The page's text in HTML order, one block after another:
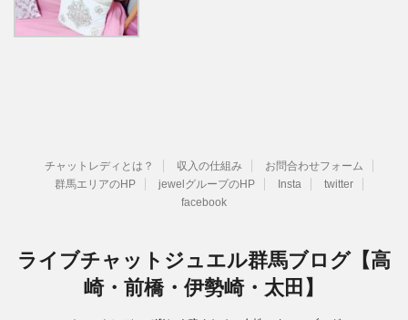
チャットレディとは？ 収入の仕組み
お問合わせフォーム
群馬エリアのHP
jewelグループのHP Insta
twitter
facebook
ライブチャットジュエル群馬ブログ【高
崎・前橋・伊勢崎・太田】